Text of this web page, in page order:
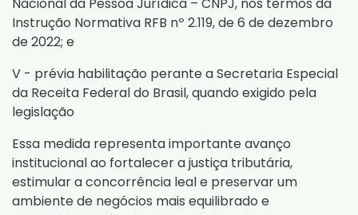
Instrução Normativa RFB nº 2.119, de 6 de dezembro
de 2022; e
V - prévia habilitação perante a Secretaria Especial
da Receita Federal do Brasil, quando exigido pela
legislação
Essa medida representa importante avanço
institucional ao fortalecer a justiça tributária,
estimular a concorrência leal e preservar um
ambiente de negócios mais equilibrado e